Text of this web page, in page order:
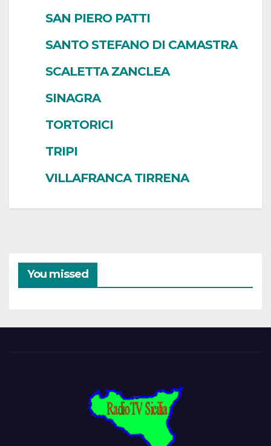
SAN PIERO PATTI
SANTO STEFANO DI CAMASTRA
SCALETTA ZANCLEA
SINAGRA
TORTORICI
TRIPI
VILLAFRANCA TIRRENA
You missed